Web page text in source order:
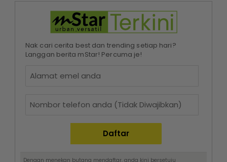
Nak cari cerita best dan trending setiap hari?
Langgan berita mStar! Percuma je!
Dengan menekan butang mendaftar, anda kini bersetuju